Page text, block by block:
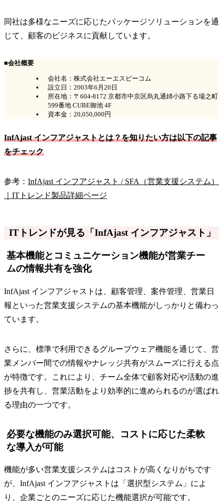
同社は多様なニーズに応じたパッケージソリューションを通
じて、顧客のビジネスに貢献しています。
■会社概要
会社名：株式会社エーエスピーコム
設立日：2003年6月20日
所在地：〒604-8172 京都市中京区烏丸通姉小路下る場之町
599番地 CUBE御池 4F
資本金：20,050,000円
InfAjast インフアジャストとは？を知りたい方は以下の記事
をチェック
参考： InfAjast インフアジャスト / SFA（営業支援システム）
｜ITトレンド製品詳細ページ
ITトレンドが見る「InfAjast インフアジャスト」
基本機能とコミュニケーション機能が営業チー
ムの情報共有を強化
InfAjast インフアジャストは、顧客管理、案件管理、営業日
報といった営業支援システムの基本機能がしっかりと備わっ
ています。
さらに、標準で利用できるグループウェア機能を通じて、営
業メンバー間での情報やナレッジ共有がスムーズに行える点
が特徴です。これにより、チーム全体で顧客対応や活動の進
捗を共有し、営業活動をより効率的に進められるのが選ばれ
る理由の一つです。
必要な機能のみ選択可能、コストに応じた柔軟
な導入が可能
機能が多い営業支援システムはコストが高くなりがちです
が、InfAjast インフアジャストは「選択型システム」によ
り、企業ごとのニーズに応じた機能選択が可能です。